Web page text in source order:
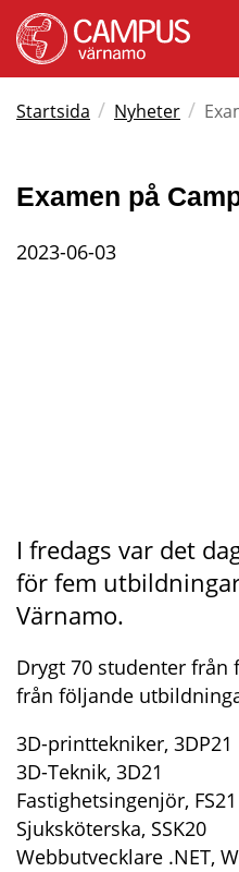
Startsida / Nyheter /
Examen på
2023-06-03
I fredags var det
för fem
Värnamo.
Drygt 70 studenter från
från följande
3D-printtekniker, 3DP21
3D-Teknik, 3D21
Fastighetsingenjör, FS21
Sjuksköterska, SSK20
Webbutvecklare .NET,